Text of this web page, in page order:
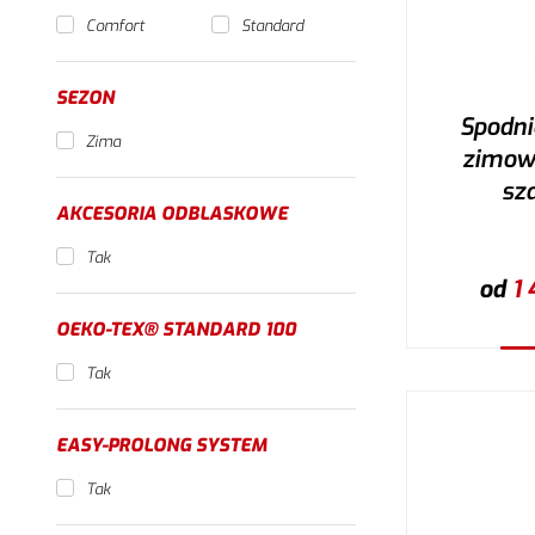
Comfort Standard
SEZON
Zima
AKCESORIA ODBLASKOWE
Tak
OEKO-TEX® STANDARD 100
Tak
EASY-PROLONG SYSTEM
Tak
od 1